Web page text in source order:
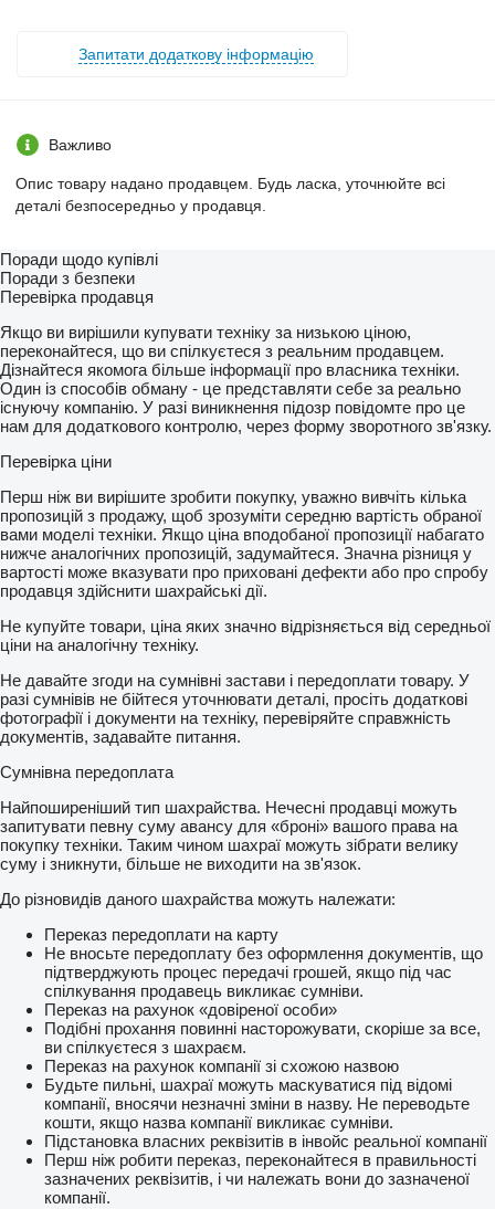
Запитати додаткову інформацію
Важливо
Опис товару надано продавцем. Будь ласка, уточнюйте всі
деталі безпосередньо у продавця.
Поради щодо купівлі
Поради з безпеки
Перевірка продавця
Якщо ви вирішили купувати техніку за низькою ціною,
переконайтеся, що ви спілкуєтеся з реальним продавцем.
Дізнайтеся якомога більше інформації про власника техніки.
Один із способів обману - це представляти себе за реально
існуючу компанію. У разі виникнення підозр повідомте про це
нам для додаткового контролю, через форму зворотного зв'язку.
Перевірка ціни
Перш ніж ви вирішите зробити покупку, уважно вивчіть кілька
пропозицій з продажу, щоб зрозуміти середню вартість обраної
вами моделі техніки. Якщо ціна вподобаної пропозиції набагато
нижче аналогічних пропозицій, задумайтеся. Значна різниця у
вартості може вказувати про приховані дефекти або про спробу
продавця здійснити шахрайські дії.
Не купуйте товари, ціна яких значно відрізняється від середньої
ціни на аналогічну техніку.
Не давайте згоди на сумнівні застави і передоплати товару. У
разі сумнівів не бійтеся уточнювати деталі, просіть додаткові
фотографії і документи на техніку, перевіряйте справжність
документів, задавайте питання.
Сумнівна передоплата
Найпоширеніший тип шахрайства. Нечесні продавці можуть
запитувати певну суму авансу для «броні» вашого права на
покупку техніки. Таким чином шахраї можуть зібрати велику
суму і зникнути, більше не виходити на зв'язок.
До різновидів даного шахрайства можуть належати:
Переказ передоплати на карту
Не вносьте передоплату без оформлення документів, що
підтверджують процес передачі грошей, якщо під час
спілкування продавець викликає сумніви.
Переказ на рахунок «довіреної особи»
Подібні прохання повинні насторожувати, скоріше за все,
ви спілкуєтеся з шахраєм.
Переказ на рахунок компанії зі схожою назвою
Будьте пильні, шахраї можуть маскуватися під відомі
компанії, вносячи незначні зміни в назву. Не переводьте
кошти, якщо назва компанії викликає сумніви.
Підстановка власних реквізитів в інвойс реальної компанії
Перш ніж робити переказ, переконайтеся в правильності
зазначених реквізитів, і чи належать вони до зазначеної
компанії.